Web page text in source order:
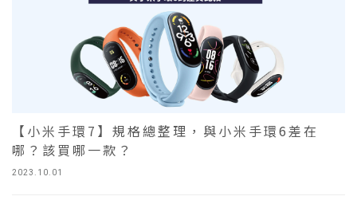
2023.10.01
【小米手環7】規格總整理，與小米手環6差在
哪？該買哪一款？